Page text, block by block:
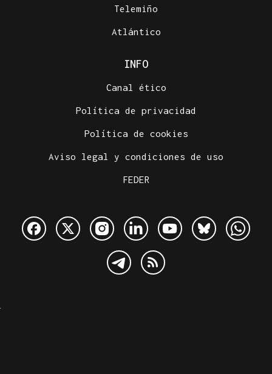
Telemiño
Atlántico
INFO
Canal ético
Política de privacidad
Política de cookies
Aviso legal y condiciones de uso
FEDER